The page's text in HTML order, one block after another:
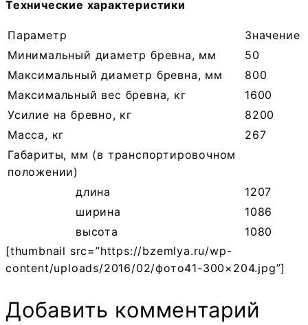
Технические характеристики
Параметр
Значение
Минимальный диаметр бревна, мм
50
Максимальный диаметр бревна, мм
800
Максимальный вес бревна, кг
1600
Усилие на бревно, кг
8200
Масса, кг
267
Габариты, мм (в транспортировочном
положении)
длина
1207
ширина
1086
высота
1080
[thumbnail src=”https://bzemlya.ru/wp-
content/uploads/2016/02/фото41-300×204.jpg”]
Добавить комментарий